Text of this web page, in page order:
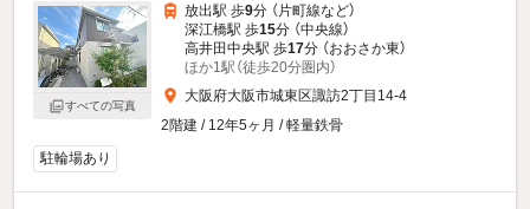
すべての写真
放出駅 歩9分 （片町線など）
深江橋駅 歩15分 （中央線）
高井田中央駅 歩17分 （おおさか東）
ほか1駅（徒歩20分圏内）
大阪府大阪市城東区諏訪2丁目14-4
2階建 / 12年5ヶ月 / 軽量鉄骨
駐輪場あり